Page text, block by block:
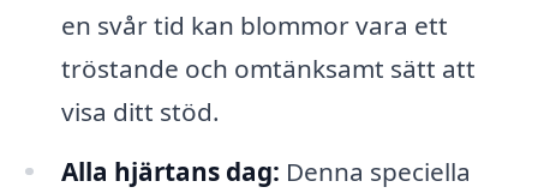
en svår tid kan blommor vara ett
tröstande och omtänksamt sätt att
visa ditt stöd.
Alla hjärtans dag: Denna speciella